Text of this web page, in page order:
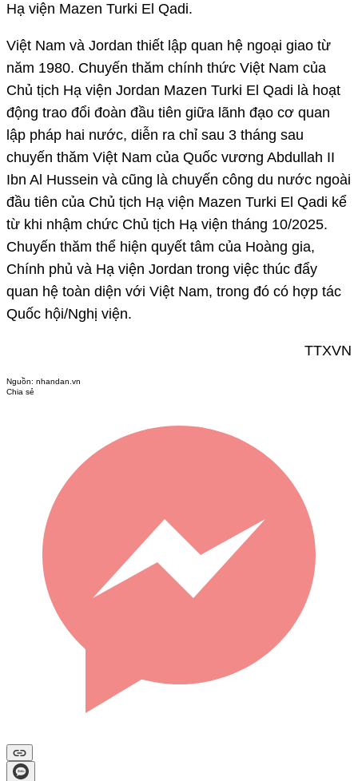
Hạ viện Mazen Turki El Qadi.
Việt Nam và Jordan thiết lập quan hệ ngoại giao từ
năm 1980. Chuyến thăm chính thức Việt Nam của
Chủ tịch Hạ viện Jordan Mazen Turki El Qadi là hoạt
động trao đổi đoàn đầu tiên giữa lãnh đạo cơ quan
lập pháp hai nước, diễn ra chỉ sau 3 tháng sau
chuyến thăm Việt Nam của Quốc vương Abdullah II
Ibn Al Hussein và cũng là chuyến công du nước ngoài
đầu tiên của Chủ tịch Hạ viện Mazen Turki El Qadi kể
từ khi nhậm chức Chủ tịch Hạ viện tháng 10/2025.
Chuyến thăm thể hiện quyết tâm của Hoàng gia,
Chính phủ và Hạ viện Jordan trong việc thúc đẩy
quan hệ toàn diện với Việt Nam, trong đó có hợp tác
Quốc hội/Nghị viện.
TTXVN
Nguồn: nhandan.vn
Chia sẻ